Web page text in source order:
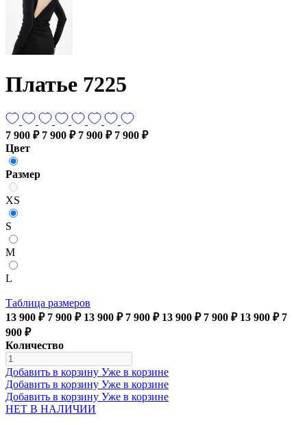
Платье 7225
7 900 ₽ 7 900 ₽ 7 900 ₽ 7 900 ₽
Цвет
Размер
XS
S
M
L
Таблица размеров
13 900 ₽ 7 900 ₽ 13 900 ₽ 7 900 ₽ 13 900 ₽ 7 900 ₽ 13 900 ₽ 7
900 ₽
Количество
Добавить в корзину Уже в корзине
Добавить в корзину Уже в корзине
Добавить в корзину Уже в корзине
НЕТ В НАЛИЧИИ